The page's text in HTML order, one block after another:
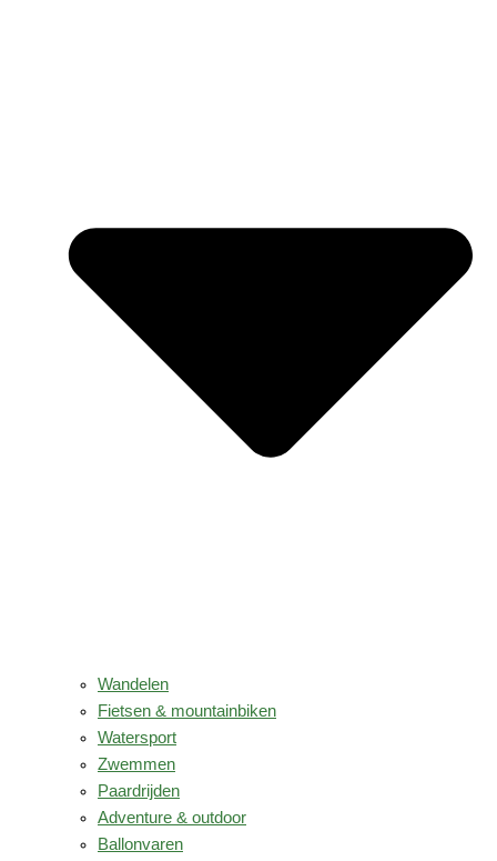
Wandelen
Fietsen & mountainbiken
Watersport
Zwemmen
Paardrijden
Adventure & outdoor
Ballonvaren